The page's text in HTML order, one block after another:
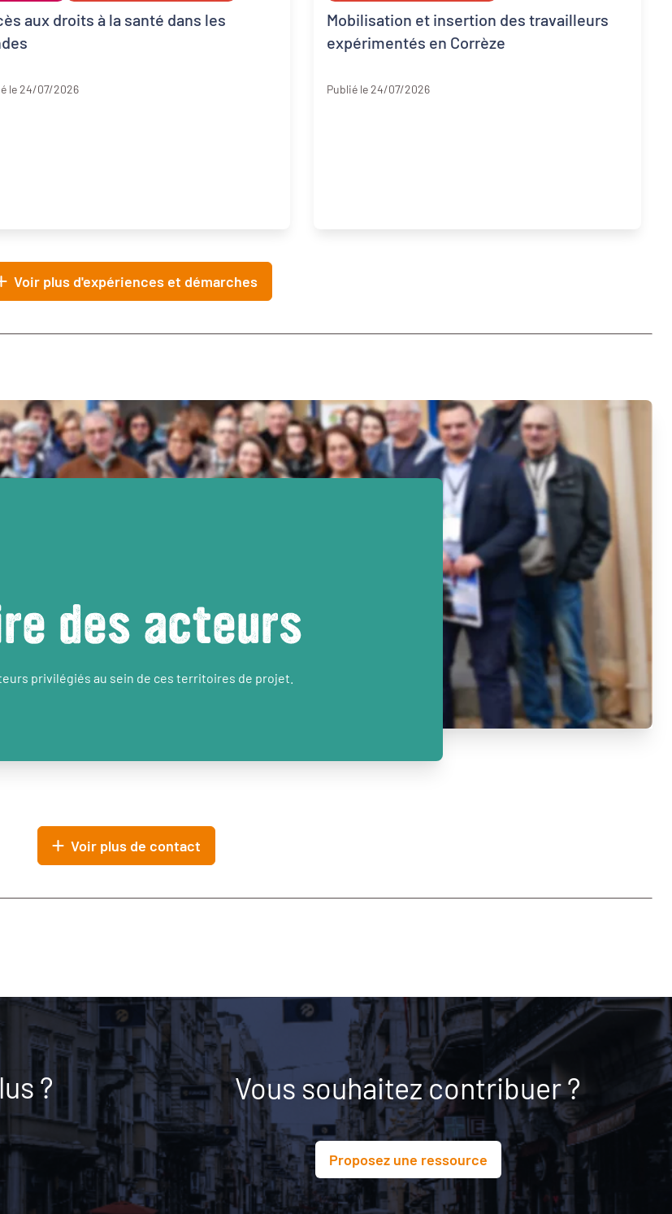
aux droits à la santé dans les
le 24/07/2026
Mobilisation et insertion des travailleurs
expérimentés en Corrèze
Publié le 24/07/2026
Voir plus d'expériences et démarches
des acteurs
privilégiés au sein de ces territoires de projet.
Voir plus de contact
? Vous souhaitez contribuer ?
Proposez une ressource